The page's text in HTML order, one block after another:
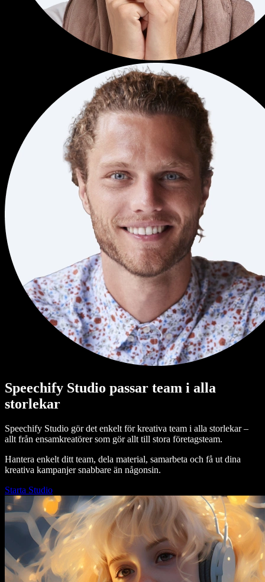
Speechify Studio passar team i alla
storlekar
Speechify Studio gör det enkelt för kreativa team i alla storlekar –
allt från ensamkreatörer som gör allt till stora företagsteam.
Hantera enkelt ditt team, dela material, samarbeta och få ut dina
kreativa kampanjer snabbare än någonsin.
Starta Studio